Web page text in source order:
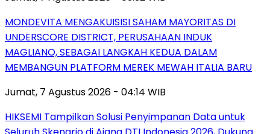
MONDEVITA MENGAKUISISI SAHAM MAYORITAS DI
UNDERSCORE DISTRICT, PERUSAHAAN INDUK
MAGLIANO, SEBAGAI LANGKAH KEDUA DALAM
MEMBANGUN PLATFORM MEREK MEWAH ITALIA BARU
Jumat, 7 Agustus 2026 - 04:14 WIB
HIKSEMI Tampilkan Solusi Penyimpanan Data untuk